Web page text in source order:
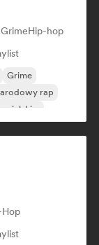
GrimeHip-hop
Grime
rap